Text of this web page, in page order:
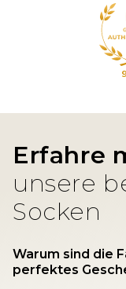
Erfahre
unsere
Socken
Warum sind die
perfektes